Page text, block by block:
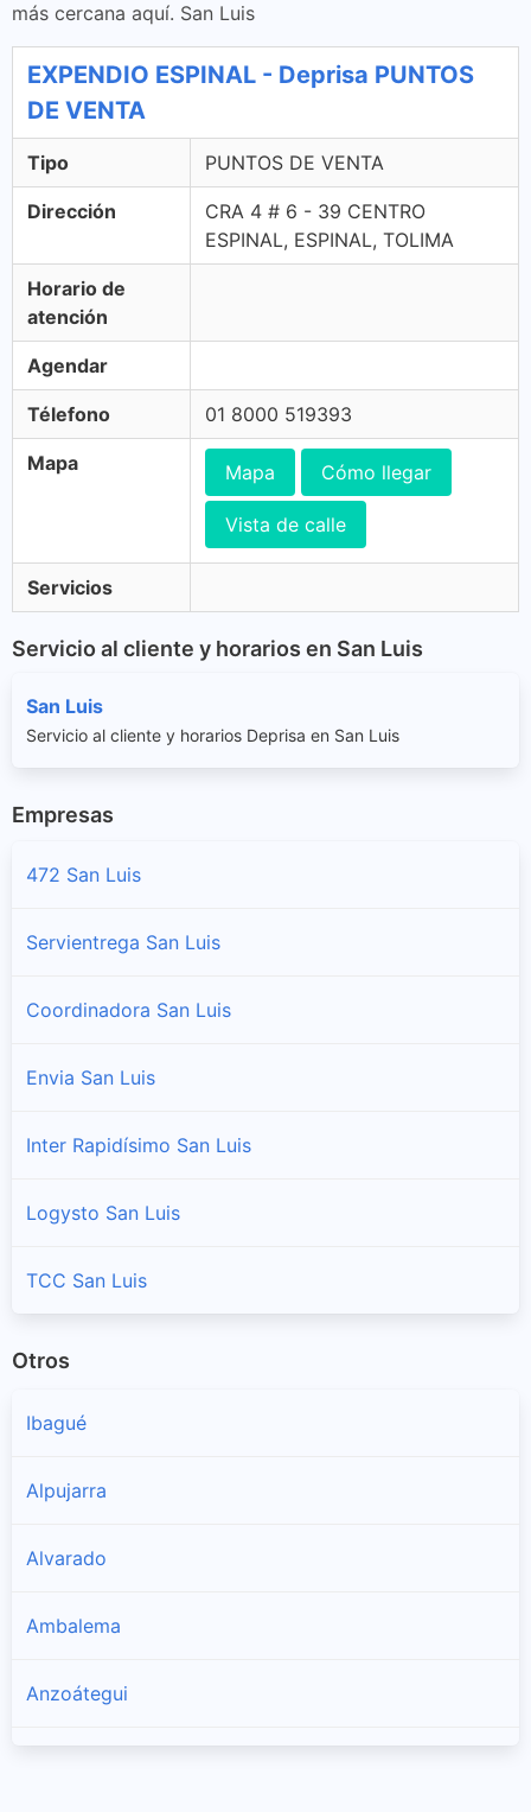
más cercana aquí. San Luis
EXPENDIO ESPINAL - Deprisa PUNTOS
DE VENTA
Tipo PUNTOS DE VENTA
Dirección
CRA 4 # 6 - 39 CENTRO
ESPINAL, ESPINAL, TOLIMA
Horario de
atención
Agendar
Télefono 01 8000 519393
Mapa Mapa Cómo llegar
Vista de calle
Servicios
Servicio al cliente y horarios en San Luis
San Luis
Servicio al cliente y horarios Deprisa en San Luis
Empresas
472 San Luis
Servientrega San Luis
Coordinadora San Luis
Envia San Luis
Inter Rapidísimo San Luis
Logysto San Luis
TCC San Luis
Otros
Ibagué
Alpujarra
Alvarado
Ambalema
Anzoátegui